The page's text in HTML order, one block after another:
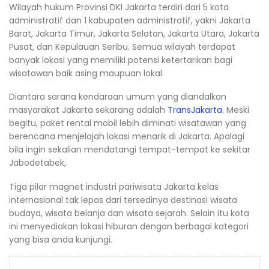
Wilayah hukum Provinsi DKI Jakarta terdiri dari 5 kota
administratif dan 1 kabupaten administratif, yakni Jakarta
Barat, Jakarta Timur, Jakarta Selatan, Jakarta Utara, Jakarta
Pusat, dan Kepulauan Seribu. Semua wilayah terdapat
banyak lokasi yang memiliki potensi ketertarikan bagi
wisatawan baik asing maupuan lokal.
Diantara sarana kendaraan umum yang diandalkan
masyarakat Jakarta sekarang adalah TransJakarta. Meski
begitu, paket rental mobil lebih diminati wisatawan yang
berencana menjelajah lokasi menarik di Jakarta. Apalagi
bila ingin sekalian mendatangi tempat-tempat ke sekitar
Jabodetabek,.
Tiga pilar magnet industri pariwisata Jakarta kelas
internasional tak lepas dari tersedinya destinasi wisata
budaya, wisata belanja dan wisata sejarah. Selain itu kota
ini menyediakan lokasi hiburan dengan berbagai kategori
yang bisa anda kunjungi.